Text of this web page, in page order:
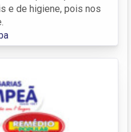
e de higiene, pois nos